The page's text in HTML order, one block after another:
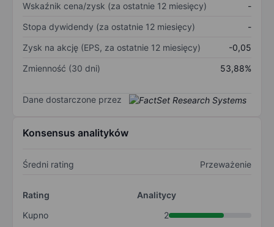
Wskaźnik cena/zysk (za ostatnie 12 miesięcy)
-
Stopa dywidendy (za ostatnie 12 miesięcy)
-
Zysk na akcję (EPS, za ostatnie 12 miesięcy)
-0,05
Zmienność (30 dni)
53,88%
Dane dostarczone przez
Konsensus analityków
Średni rating Przeważenie
Rating
Analitycy
Kupno
2